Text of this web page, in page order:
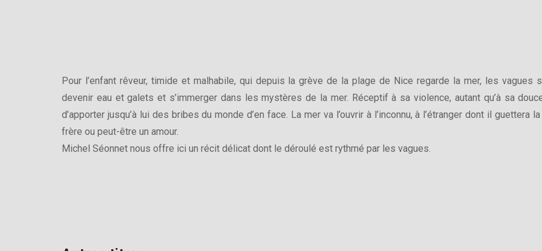
Pour l’enfant rêveur, timide et malhabile, qui depuis la grève de la plage de Nice regarde la mer, les vagues
devenir eau et galets et s’immerger dans les mystères de la mer. Réceptif à sa violence, autant qu’à sa
d’apporter jusqu’à lui des bribes du monde d’en face. La mer va l’ouvrir à l’inconnu, à l’étranger dont il
frère ou peut-être un amour.
Michel Séonnet nous offre ici un récit délicat dont le déroulé est rythmé par les vagues.